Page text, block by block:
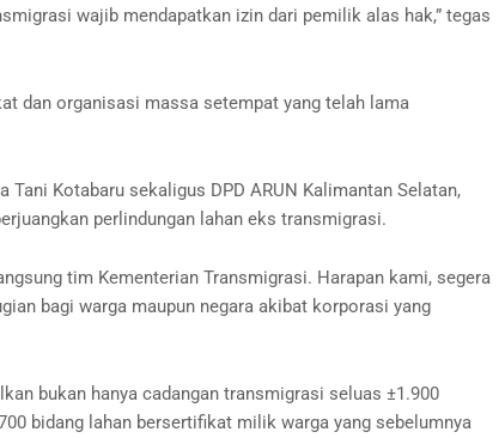
wajib mendapatkan izin dari pemilik alas hak,” tegas
dan organisasi massa setempat yang telah lama
Tani Kotabaru sekaligus DPD ARUN Kalimantan Selatan,
perlindungan lahan eks transmigrasi.
tim Kementerian Transmigrasi. Harapan kami, segera
bagi warga maupun negara akibat korporasi yang
bukan hanya cadangan transmigrasi seluas ±1.900
bidang lahan bersertifikat milik warga yang sebelumnya